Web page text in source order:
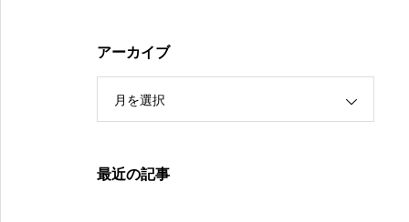
アーカイブ
月を選択
最近の記事